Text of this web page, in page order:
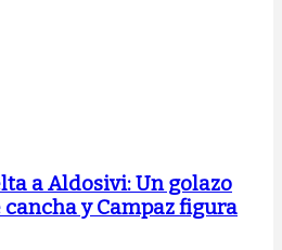
a Aldosivi: Un golazo
y Campaz figura